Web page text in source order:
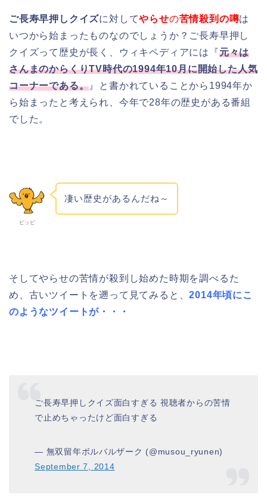
ご長寿早押しクイズに対してやらせの苦情殺到の噂は
いつから始まったものなのでしょうか？ご長寿早押し
クイズって歴史が長く、ウィキペディアには『元々は
さんまのからくりTV時代の1994年10月に開始した人気
コーナーである。 』と書かれていることから1994年か
ら始まったと考えられ、今年で28年の歴史がある番組
でした。
ピッピ
凄い歴史があるんだね～
そしてやらせの苦情が殺到し始めた時期を調べるた
め、古いツイートを遡って見てみると、2014年頃にこ
のようなツイートが・・・
ご長寿早押しクイズ面白すぎる 視聴者からの苦情
で止めちゃったけど面白すぎる
— 無双留年ボルバルザーク (@musou_ryunen)
September 7, 2014